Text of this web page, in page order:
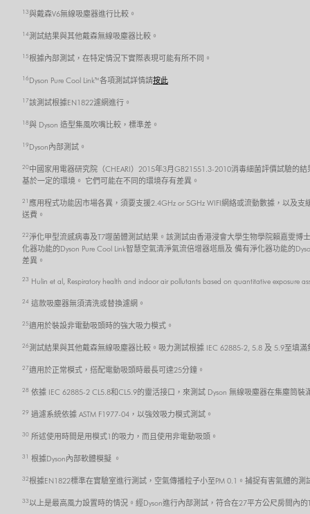
13與戴森V6無線吸塵器進行比較。
14 測試結果與其他戴森無線吸塵器比較。
15根據內部測試，在特定情況下實際表現可能有所不同。
16 Dyson Pure Cool Link™ 各項測試詳情請按此
17該測試根據EN1822濾網進行。
18與 Dyson 造型集風吹嘴比較，標準差。
19 Dyson內部測試。
20中國家用電器研究院（CHEARI）2015年3月GB21551.3-2010消毒細菌評價試驗的
基於一定的環境。 它們可能在不同的環境存有差異。
21 應用程式功能因市場各異，須要支援2.4GHz or 5GHz WIFI網絡或流動數據，以及
送費。
22淨化甲型流感病毒及T7噬菌體測試結果。該測試由香港浸會大學生物學院賴嘉雯
化器功能的Dyson Pure Cool Link智慧空氣清淨氣流倍增器塔扇及 備有淨化器功能的
差異。
23 Hulin et al, Respiratory health and indoor air pollutants based on quantitative exposure
24 這款吸塵器無須清洗或替換濾網。
25適用於裝設非電動吸頭時的強大吸力模式。
26 測試結果與其他戴森無線吸塵器比較。吸力測試根據 IEC 62885-2, 5.8 及 5.9至填
27適用於正常模式，搭配電動吸頭時最長可達25分鐘。
28 依據 IEC 62885-2 CL5.8和CL5.9的靈活接口，來測試 Dyson 無線吸塵器在集塵筒
29 過濾系統依據 ASTM F1977-04，以強效吸力模式測試。
30 所述使用時間是用模式1的吸力，而且使用非電動吸頭。
31 根據Dyson內部軟體模擬 。
32根據EN1822標準在實驗室進行測試，空氣傳播粒子小至PM 0.1。捕捉有害氣體的
33以上是最高風力設置時的情況。經Dyson進行內部測試，符合在27平方公尺房間內